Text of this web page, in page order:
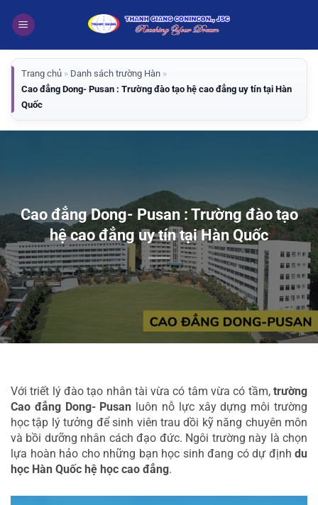
qua
dung
Trang chủ » Danh sách trường Hàn »
Cao đẳng Dong- Pusan : Trường đào tạo hệ cao đẳng uy tín tại Hàn
Quốc
Cao đẳng Dong- Pusan : Trường đào tạo
hệ cao đẳng uy tín tại Hàn Quốc
Với triết lý đào tạo nhân tài vừa có tâm vừa có tầm, trường
Cao đẳng Dong- Pusan luôn nỗ lực xây dựng môi trường
học tập lý tưởng để sinh viên trau dồi kỹ năng chuyên môn
và bồi dưỡng nhân cách đạo đức. Ngôi trường này là chọn
lựa hoàn hảo cho những bạn học sinh đang có dự định du
học Hàn Quốc hệ học cao đẳng.